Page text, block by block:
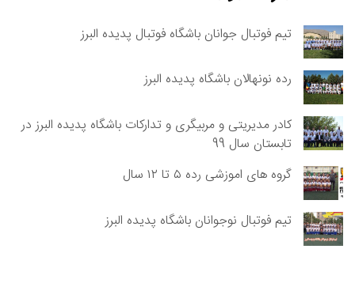
تیم فوتبال جوانان باشگاه فوتبال پدیده البرز
رده نونهالان باشگاه پدیده البرز
کادر مدیریتی و مربیگری و تدارکات باشگاه پدیده البرز در
تابستان سال 99
گروه های اموزشی رده ۵ تا ۱۲ سال
تیم فوتبال نوجوانان باشگاه پدیده البرز